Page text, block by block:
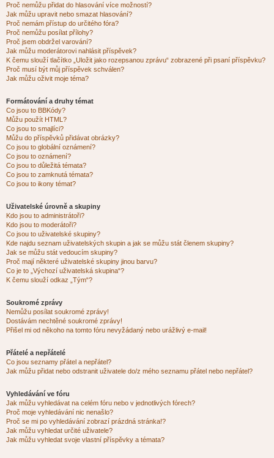
Proč nemůžu přidat do hlasování více možností?
Jak můžu upravit nebo smazat hlasování?
Proč nemám přístup do určitého fóra?
Proč nemůžu posílat přílohy?
Proč jsem obdržel varování?
Jak můžu moderátorovi nahlásit příspěvek?
K čemu slouží tlačítko „Uložit jako rozepsanou zprávu“ zobrazené při psaní příspěvku?
Proč musí být můj příspěvek schválen?
Jak můžu oživit moje téma?
Formátování a druhy témat
Co jsou to BBKódy?
Můžu použít HTML?
Co jsou to smajlíci?
Můžu do příspěvků přidávat obrázky?
Co jsou to globální oznámení?
Co jsou to oznámení?
Co jsou to důležitá témata?
Co jsou to zamknutá témata?
Co jsou to ikony témat?
Uživatelské úrovně a skupiny
Kdo jsou to administrátoři?
Kdo jsou to moderátoři?
Co jsou to uživatelské skupiny?
Kde najdu seznam uživatelských skupin a jak se můžu stát členem skupiny?
Jak se můžu stát vedoucím skupiny?
Proč mají některé uživatelské skupiny jinou barvu?
Co je to „Výchozí uživatelská skupina“?
K čemu slouží odkaz „Tým“?
Soukromé zprávy
Nemůžu posílat soukromé zprávy!
Dostávám nechtěné soukromé zprávy!
Přišel mi od někoho na tomto fóru nevyžádaný nebo urážlivý e-mail!
Přátelé a nepřátelé
Co jsou seznamy přátel a nepřátel?
Jak můžu přidat nebo odstranit uživatele do/z mého seznamu přátel nebo nepřátel?
Vyhledávání ve fóru
Jak můžu vyhledávat na celém fóru nebo v jednotlivých fórech?
Proč moje vyhledávání nic nenašlo?
Proč se mi po vyhledávání zobrazí prázdná stránka!?
Jak můžu vyhledat určité uživatele?
Jak můžu vyhledat svoje vlastní příspěvky a témata?